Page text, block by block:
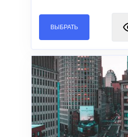
ВЫБРАТЬ